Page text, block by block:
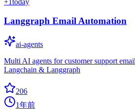
+ today
Langgraph Email Automation
ai-agents
Multi AI agents for customer support
Langchain & Langgraph
206
1年前